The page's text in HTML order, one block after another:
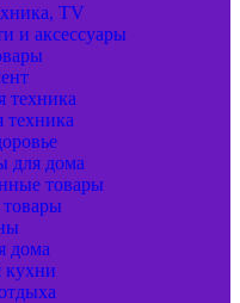
TV
и аксессуары
техника
техника
для дома
товары
дома
кухни